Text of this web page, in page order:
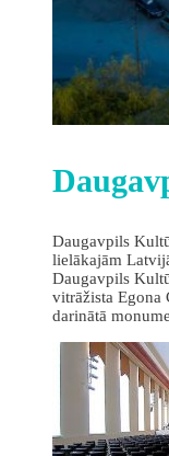
Daugavpils
lielākajām
Daugavpils
vitrāžista Egona
darinātā